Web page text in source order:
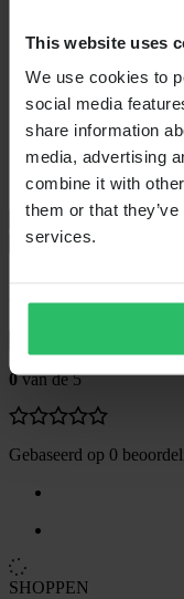
This website uses
We use cookies to
social media
share information
media, advertising
combine it with
them or that
services.
CertificeringCE
Verpakkingslengte
Artikelnummer
Hoogte
KledingmaatS
Verpakkingsbreedte
Verzending & retouren
Veiligheidsinformatie
0van de 5
Gebaseerd op 0
SHOPPEN